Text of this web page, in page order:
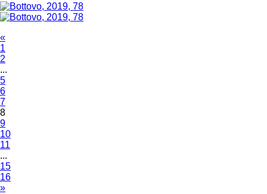
«
1
2
...
5
6
7
8
9
10
11
...
15
16
»